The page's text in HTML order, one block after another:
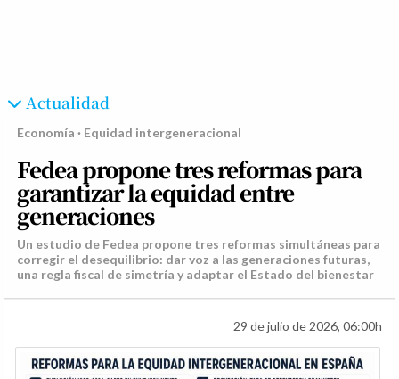
Actualidad
Economía · Equidad intergeneracional
Fedea propone tres reformas para
garantizar la equidad entre
generaciones
Un estudio de Fedea propone tres reformas simultáneas para
corregir el desequilibrio: dar voz a las generaciones futuras,
una regla fiscal de simetría y adaptar el Estado del bienestar
29 de julio de 2026, 06:00h